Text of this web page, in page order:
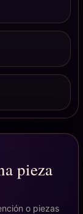
pieza
o piezas